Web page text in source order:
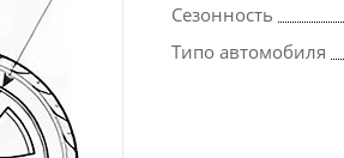
Сезонность
Типо автомобиля